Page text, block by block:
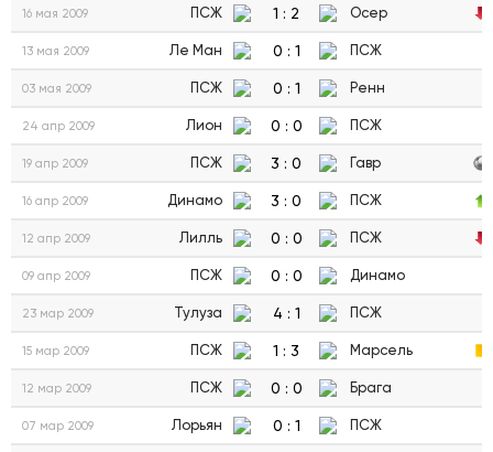
16 мая 2009 ПСЖ 1 : 2 Осер
13 мая 2009 Ле Ман 0 : 1 ПСЖ
03 мая 2009 ПСЖ 0 : 1 Ренн
24 апр 2009 Лион 0 : 0 ПСЖ
19 апр 2009 ПСЖ 3 : 0 Гавр
16 апр 2009 Динамо 3 : 0 ПСЖ
12 апр 2009 Лилль 0 : 0 ПСЖ
09 апр 2009 ПСЖ 0 : 0 Динамо
23 мар 2009 Тулуза 4 : 1 ПСЖ
15 мар 2009 ПСЖ 1 : 3 Марсель
12 мар 2009 ПСЖ 0 : 0 Брага
07 мар 2009 Лорьян 0 : 1 ПСЖ